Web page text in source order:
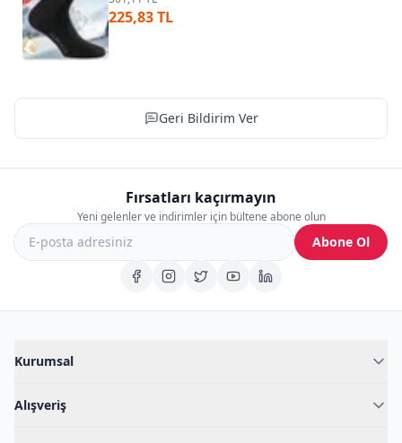
225,83 TL
Geri Bildirim Ver
Fırsatları kaçırmayın
Yeni gelenler ve indirimler için bültene abone olun
Abone Ol
Kurumsal
Blog
Alışveriş